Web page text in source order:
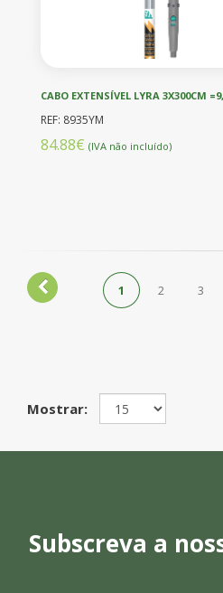
CABO EXTENSÍVEL LYRA 3X300CM
REF: 8935YM
84.88€ (IVA não incluído)
1 2 3
Mostrar:
Subscreva a